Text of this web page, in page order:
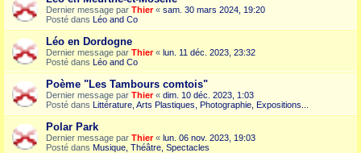
Dernier message par Thier« sam. 30 mars 2024, 19:20
Posté dans Léo and Co
Léo en Dordogne
Dernier message par Thier« lun. 11 déc. 2023, 23:32
Posté dans Léo and Co
Poème "Les Tambours comtois"
Dernier message par Thier« dim. 10 déc. 2023, 1:03
Posté dans Littérature, Arts Plastiques, Photographie, Expositions...
Polar Park
Dernier message par Thier« lun. 06 nov. 2023, 19:03
Posté dans Musique, Théâtre, Spectacles